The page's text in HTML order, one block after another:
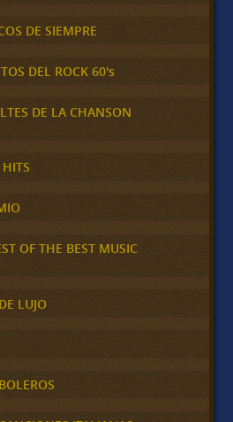
DE SIEMPRE
DEL ROCK 60's
DE LA CHANSON
OF THE BEST MUSIC
LUJO